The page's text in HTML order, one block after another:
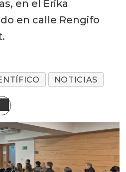
en el Erika
en calle Rengifo
NOTICIAS